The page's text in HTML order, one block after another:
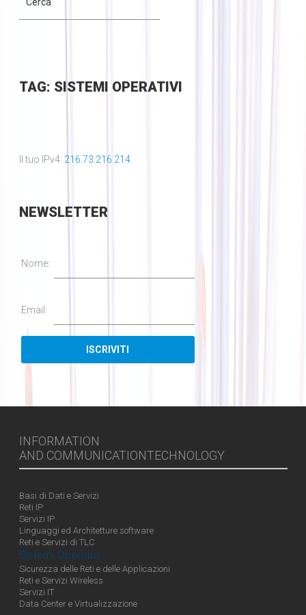
TAG: SISTEMI OPERATIVI
Il tuo IPv4: 216.73.216.214
NEWSLETTER
Nome:
Email:
INFORMATION
AND COMMUNICATIONTECHNOLOGY
Basi di Dati e Servizi
Reti IP
Servizi IP
Linguaggi ed Architetture software
Reti e Servizi di TLC
Sistemi Operativi
Sicurezza delle Reti e delle Applicazioni
Reti e Servizi Wireless
Servizi IT
Data Center e Virtualizzazione